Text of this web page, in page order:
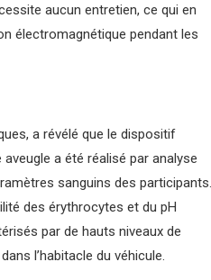
aucun entretien, ce qui en
électromagnétique pendant les
a révélé que le dispositif
a été réalisé par analyse
sanguins des participants.
des érythrocytes et du pH
par de hauts niveaux de
l’habitacle du véhicule.